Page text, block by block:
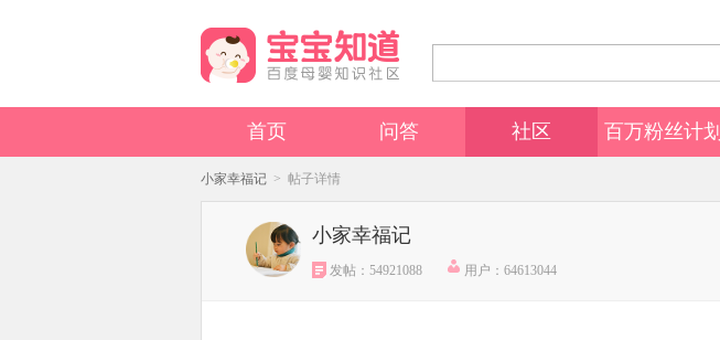
首页 问答 社区 百万粉丝计划
小家幸福记 > 帖子详情
小家幸福记
发帖：54921088 用户：64613044